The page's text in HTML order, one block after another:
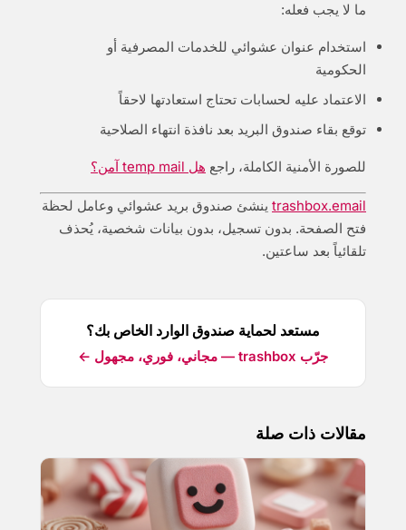
ما لا يجب فعله:
استخدام عنوان عشوائي للخدمات المصرفية أو
الحكومية
الاعتماد عليه لحسابات تحتاج استعادتها لاحقاً
توقع بقاء صندوق البريد بعد نافذة انتهاء الصلاحية
للصورة الأمنية الكاملة، راجع هل temp mail آمن؟
trashbox.email ينشئ صندوق بريد عشوائي وعامل لحظة
فتح الصفحة. بدون تسجيل، بدون بيانات شخصية، يُحذف
تلقائياً بعد ساعتين.
مستعد لحماية صندوق الوارد الخاص بك؟
جرّب trashbox — مجاني، فوري، مجهول ←
مقالات ذات صلة